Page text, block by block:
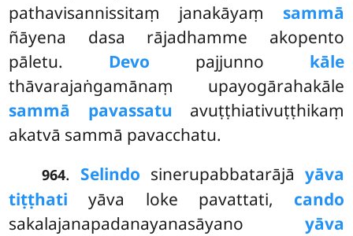
pathavisannissitaṃ janakāyaṃ sammā
ñāyena dasa rājadhamme akopento
pāletu. Devo pajjunno kāle
thāvarajaṅgamānaṃ upayogārahakāle
sammā pavassatu avuṭṭhiativuṭṭhikaṃ
akatvā sammā pavacchatu.
964. Selindo sinerupabbatarājā yāva
tiṭṭhati yāva loke pavattati, cando
sakalajanapadanayanasāyano yāva